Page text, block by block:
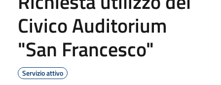
Civico Auditorium
"San Francesco"
Servizio attivo